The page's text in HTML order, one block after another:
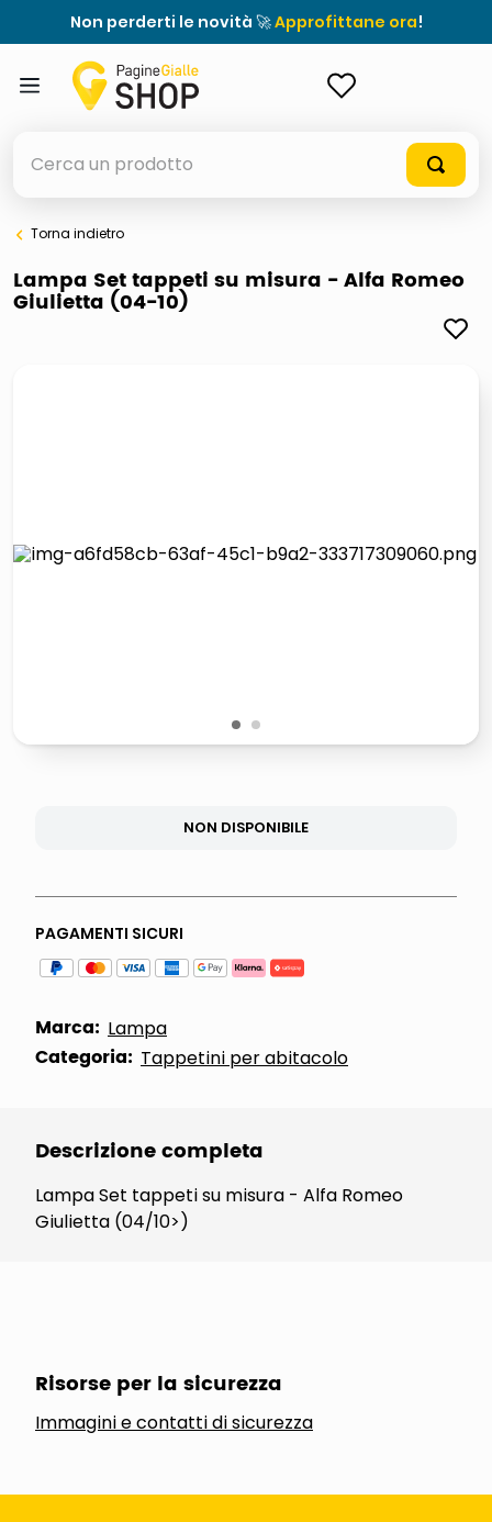
Non perderti le novità 🚀Approfittane ora!
elenchi telefonici
orologio parete
Torna indietro
Lampa Set tappeti su misura - Alfa Romeo
Giulietta (04-10)
1 2
NON DISPONIBILE
PAGAMENTI SICURI
Marca: Lampa
Categoria: Tappetini per abitacolo
Descrizione completa
Lampa Set tappeti su misura - Alfa Romeo
Giulietta (04/10>)
Risorse per la sicurezza
Immagini e contatti di sicurezza